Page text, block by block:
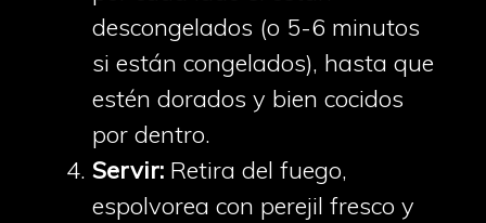
descongelados (o 5-6 minutos
si están congelados), hasta que
estén dorados y bien cocidos
por dentro.
Servir: Retira del fuego,
espolvorea con perejil fresco y